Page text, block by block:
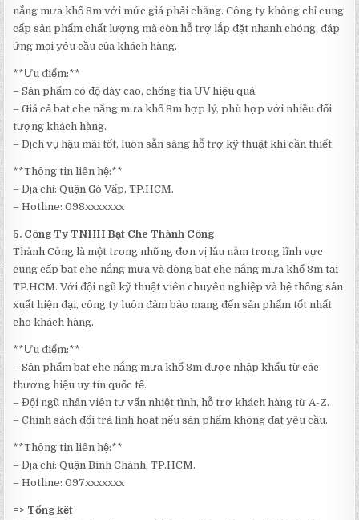
nắng mưa khổ 8m với mức giá phải chăng. Công ty không chỉ cung
cấp sản phẩm chất lượng mà còn hỗ trợ lắp đặt nhanh chóng, đáp
ứng mọi yêu cầu của khách hàng.
**Ưu điểm:**
– Sản phẩm có độ dày cao, chống tia UV hiệu quả.
– Giá cả bạt che nắng mưa khổ 8m hợp lý, phù hợp với nhiều đối
tượng khách hàng.
– Dịch vụ hậu mãi tốt, luôn sẵn sàng hỗ trợ kỹ thuật khi cần thiết.
**Thông tin liên hệ:**
– Địa chỉ: Quận Gò Vấp, TP.HCM.
– Hotline: 098xxxxxxx
5. Công Ty TNHH Bạt Che Thành Công
Thành Công là một trong những đơn vị lâu năm trong lĩnh vực
cung cấp bạt che nắng mưa và dòng bạt che nắng mưa khổ 8m tại
TP.HCM. Với đội ngũ kỹ thuật viên chuyên nghiệp và hệ thống sản
xuất hiện đại, công ty luôn đảm bảo mang đến sản phẩm tốt nhất
cho khách hàng.
**Ưu điểm:**
– Sản phẩm bạt che nắng mưa khổ 8m được nhập khẩu từ các
thương hiệu uy tín quốc tế.
– Đội ngũ nhân viên tư vấn nhiệt tình, hỗ trợ khách hàng từ A-Z.
– Chính sách đổi trả linh hoạt nếu sản phẩm không đạt yêu cầu.
**Thông tin liên hệ:**
– Địa chỉ: Quận Bình Chánh, TP.HCM.
– Hotline: 097xxxxxxx
=> Tổng kết